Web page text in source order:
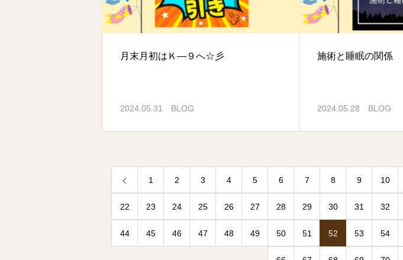
月末月初はＫ―９へ☆彡
2024.05.31 BLOG
施術と睡眠の関係
2024.05.28 BLOG
1 2 3 4 5 6 7 8 9 10
22 23 24 25 26 27 28 29 30 31 32
44 45 46 47 48 49 50 51 52 53 54